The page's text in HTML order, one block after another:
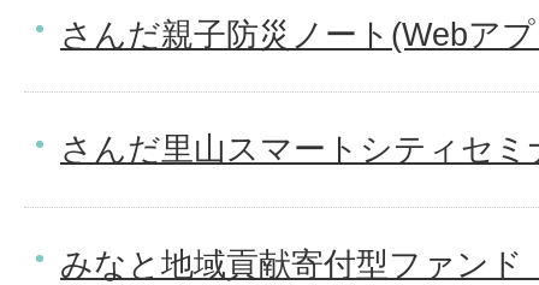
さんだ親子防災ノート(Webア
さんだ里山スマートシティセミ
みなと地域貢献寄付型ファンド